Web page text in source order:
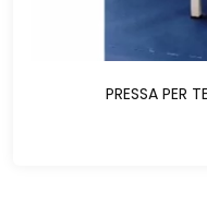
PRESSA PER